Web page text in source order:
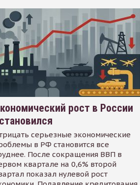
рост в России
серьезные экономические
в РФ становится все
После сокращения ВВП в
квартале на 0,6% второй
показал нулевой рост